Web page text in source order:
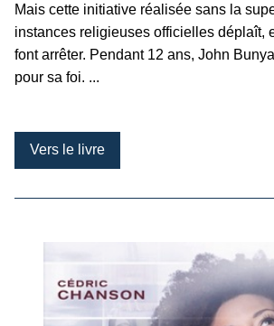
Mais cette initiative réalisée sans la
instances religieuses officielles déplaît,
font arrêter. Pendant 12 ans, John
pour sa foi. ...
Vers le livre